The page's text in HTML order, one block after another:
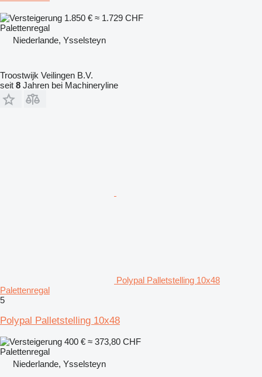
1.850 € ≈ 1.729 CHF
Palettenregal
Niederlande, Ysselsteyn
Troostwijk Veilingen B.V.
seit 8 Jahren bei Machineryline
Polypal Palletstelling 10x48
Palettenregal
5
Polypal Palletstelling 10x48
400 € ≈ 373,80 CHF
Palettenregal
Niederlande, Ysselsteyn